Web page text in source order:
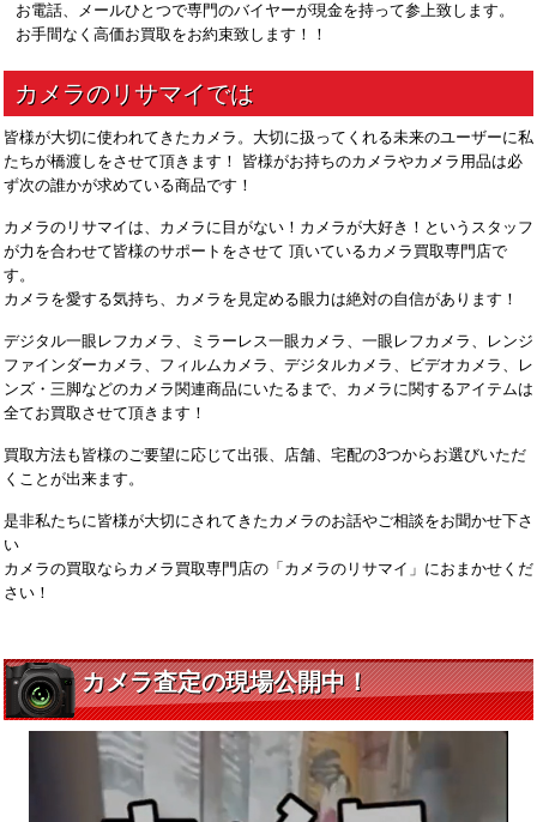
お電話、メールひとつで専門のバイヤーが現金を持って参上致します。
お手間なく高価お買取をお約束致します！！
皆様が大切に使われてきたカメラ。大切に扱ってくれる未来のユーザーに私
たちが橋渡しをさせて頂きます！ 皆様がお持ちのカメラやカメラ用品は必
ず次の誰かが求めている商品です！
カメラのリサマイは、カメラに目がない！カメラが大好き！というスタッフ
が力を合わせて皆様のサポートをさせて 頂いているカメラ買取専門店で
す。
カメラを愛する気持ち、カメラを見定める眼力は絶対の自信があります！
デジタル一眼レフカメラ、ミラーレス一眼カメラ、一眼レフカメラ、レンジ
ファインダーカメラ、フィルムカメラ、デジタルカメラ、ビデオカメラ、レ
ンズ・三脚などのカメラ関連商品にいたるまで、カメラに関するアイテムは
全てお買取させて頂きます！
買取方法も皆様のご要望に応じて出張、店舗、宅配の3つからお選びいただ
くことが出来ます。
是非私たちに皆様が大切にされてきたカメラのお話やご相談をお聞かせ下さ
い
カメラの買取ならカメラ買取専門店の「カメラのリサマイ」におまかせくだ
さい！
カメラ査定の現場公開中！